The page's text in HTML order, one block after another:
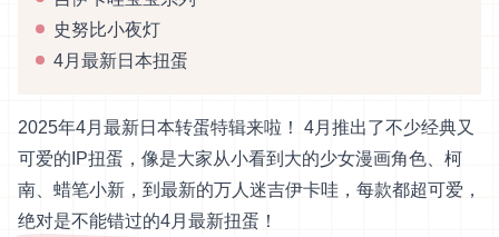
史努比小夜灯
4月最新日本扭蛋
2025年4月最新日本转蛋特辑来啦！ 4月推出了不少经典又
可爱的IP扭蛋，像是大家从小看到大的少女漫画角色、柯
南、蜡笔小新，到最新的万人迷吉伊卡哇，每款都超可爱，
绝对是不能错过的4月最新扭蛋！